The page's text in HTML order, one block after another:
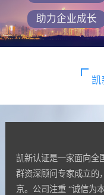
助力企业成长
凯
凯新认证是一家面向全
群资深顾问专家成立的
京。公司注重 “诚信为